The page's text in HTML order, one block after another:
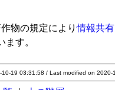
物の規定により情報共
ます。
10-19 03:31:58 / Last modified on